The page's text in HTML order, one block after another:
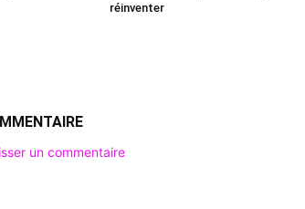
réinventer
un commentaire